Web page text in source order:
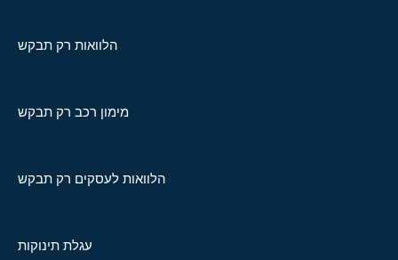
הלוואות רק תבקש
מימון רכב רק תבקש
הלוואות לעסקים רק תבקש
עגלת תינוקות